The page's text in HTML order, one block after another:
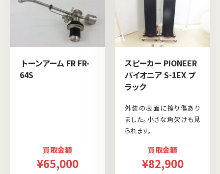
トーンアーム FR FR-
64S
買取金額
¥65,000
スピーカー PIONEER
パイオニア S-1EX ブ
ラック
外装の表面に擦り傷あり
ました。小さな角欠けも見
られます。
買取金額
¥82,900